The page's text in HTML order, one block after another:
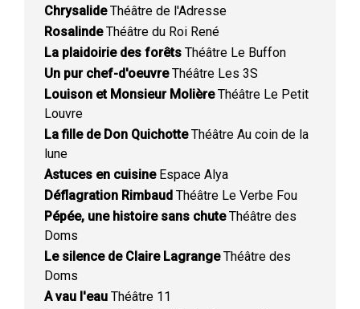
ChrysalideThéâtre de l'Adresse
RosalindeThéâtre du Roi René
La plaidoirie des forêts Théâtre Le Buffon
Un pur chef-d'oeuvreThéâtre Les 3S
Louison et Monsieur MolièreThéâtre Le Petit
Louvre
La fille de Don QuichotteThéâtre Au coin de la
lune
Astuces en cuisineEspace Alya
Déflagration Rimbaud Théâtre Le Verbe Fou
Pépée, une histoire sans chuteThéâtre des
Doms
Le silence de Claire LagrangeThéâtre des
Doms
A vau l'eau Théâtre 11